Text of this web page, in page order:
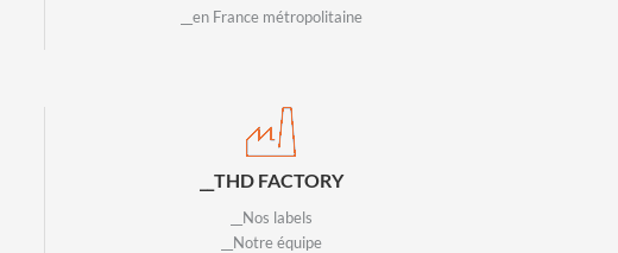
__en France métropolitaine
__THD FACTORY
__Nos labels
__Notre équipe